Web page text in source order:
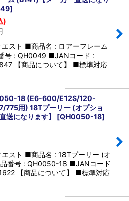
]
)
スト ■商品名 : ロアーフレーム
号 : QH0049 ■JANコード :
【商品について】 ■標準対応
18 (E6-600/E12S/120-
775用) 18Tプーリー (オプショ
送になります】
[QH0050-18]
スト ■商品名 : 18Tプーリー (オ
番号 : QH0050-18 ■JANコード
【商品について】 ■標準対応